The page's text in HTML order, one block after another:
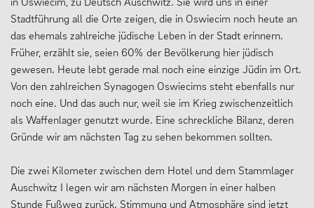
Stadtführung all die Orte zeigen, die in Oswiecim noch heute an
das ehemals zahlreiche jüdische Leben in der Stadt erinnern.
Früher, erzählt sie, seien 60% der Bevölkerung hier jüdisch
gewesen. Heute lebt gerade mal noch eine einzige Jüdin im Ort.
Von den zahlreichen Synagogen Oswiecims steht ebenfalls nur
noch eine. Und das auch nur, weil sie im Krieg zwischenzeitlich
als Waffenlager genutzt wurde. Eine schreckliche Bilanz, deren
Gründe wir am nächsten Tag zu sehen bekommen sollten.
Die zwei Kilometer zwischen dem Hotel und dem Stammlager
Auschwitz I legen wir am nächsten Morgen in einer halben
Stunde Fußweg zurück. Stimmung und Atmosphäre sind jetzt